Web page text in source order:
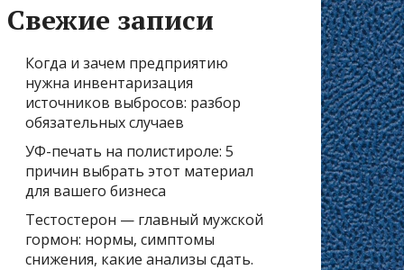
Свежие записи
Когда и зачем предприятию
нужна инвентаризация
источников выбросов: разбор
обязательных случаев
УФ-печать на полистироле: 5
причин выбрать этот материал
для вашего бизнеса
Тестостерон — главный мужской
гормон: нормы, симптомы
снижения, какие анализы сдать.